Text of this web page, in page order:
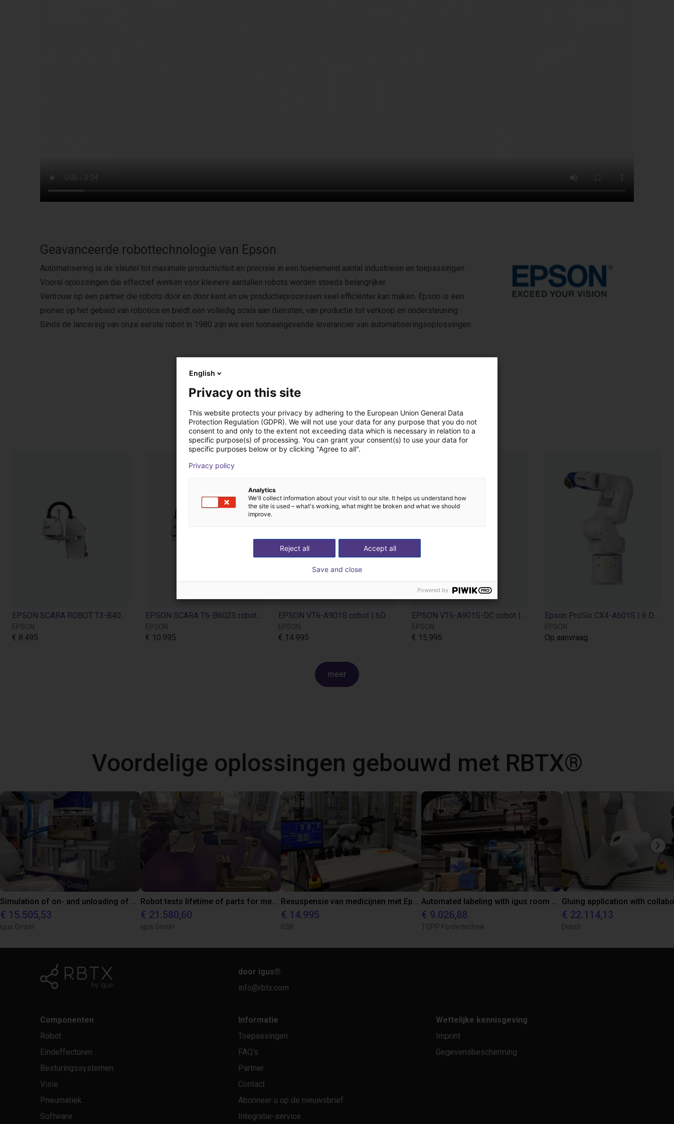
Geavanceerde robottechnologie van Epson
Automatisering is de sleutel tot maximale productiviteit en precisie in een toenemend aantal industrieën en toepassingen.
Vooral oplossingen die effectief werken voor kleinere aantallen robots worden steeds belangrijker.
Vertrouw op een partner die robots door en door kent en uw productieprocessen veel efficiënter kan maken. Epson is een
pionier op het gebied van robotica en biedt een volledig scala aan diensten, van productie tot verkoop en ondersteuning.
Sinds de lancering van onze eerste robot in 1980 zijn we een toonaangevende leverancier van automatiseringsoplossingen.
Producten van EPSON
EPSON
€ 8.495
EPSON SCARA T6-B602S robot | 4DOF | 600mm| 6kg
EPSON
€ 10.995
EPSON
€ 14.995
EPSON
€ 15.995
EPSON
Op aanvraag
meer
Voordelige oplossingen gebouwd met RBTX®
€ 15.505,53
igus GmbH
€ 21.580,60
igus GmbH
€ 14.995
GSK
€ 9.026,88
TOPP Fördertechnik
€ 22.114,13
Dobot
door igus®
info@rbtx.com
Componenten
Robot
Eindeffectoren
Besturingssystemen
Visie
Pneumatiek
Software
Informatie
Toepassingen
FAQ's
Partner
Contact
Abonneer u op de nieuwsbrief
Integratie-service
Wettelijke kennisgeving
Imprint
Gegevensbescherming
English
Privacy on this site
This website protects your privacy by adhering to the European Union General Data
Protection Regulation (GDPR). We will not use your data for any purpose that you do not
consent to and only to the extent not exceeding data which is necessary in relation to a
specific purpose(s) of processing. You can grant your consent(s) to use your data for
specific purposes below or by clicking "Agree to all".
Privacy policy
Analytics
We'll collect information about your visit to our site. It helps us understand how
the site is used – what's working, what might be broken and what we should
improve.
Accept all
Reject all
Save and close
Powered by